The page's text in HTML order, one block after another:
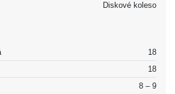
Diskové koleso
18
18
8 – 9